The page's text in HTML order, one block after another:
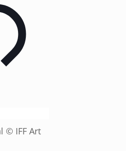
© IFF Art